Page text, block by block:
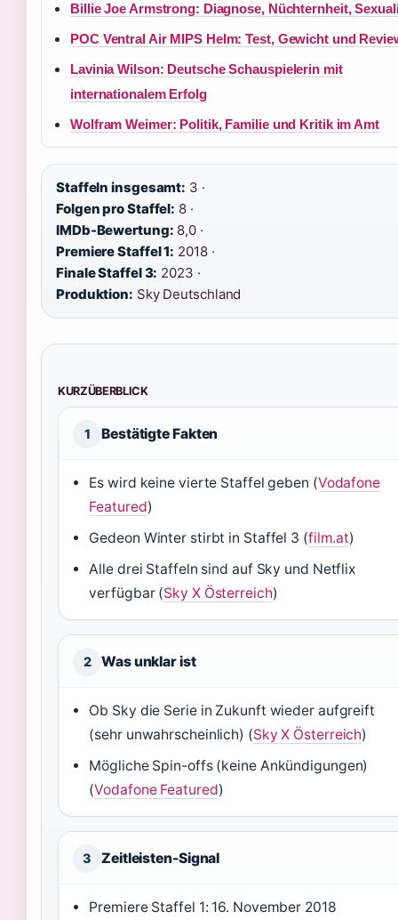
Billie Joe Armstrong: Diagnose, Nüchternheit,
POC Ventral Air MIPS Helm: Test, Gewicht und
Lavinia Wilson: Deutsche Schauspielerin mit
internationalem Erfolg
Wolfram Weimer: Politik, Familie und Kritik im Amt
Staffeln insgesamt: 3 ·
Folgen pro Staffel: 8 ·
IMDb-Bewertung: 8,0 ·
Premiere Staffel 1: 2018 ·
Finale Staffel 3: 2023 ·
Produktion: Sky Deutschland
KURZÜBERBLICK
1 Bestätigte Fakten
Es wird keine vierte Staffel geben (Vodafone
Featured)
Gedeon Winter stirbt in Staffel 3 (film.at)
Alle drei Staffeln sind auf Sky und Netflix
verfügbar (Sky X Österreich)
2 Was unklar ist
Ob Sky die Serie in Zukunft wieder aufgreift
(sehr unwahrscheinlich) (Sky X Österreich)
Mögliche Spin-offs (keine Ankündigungen)
(Vodafone Featured)
3 Zeitleisten-Signal
Premiere Staffel 1: 16. November 2018